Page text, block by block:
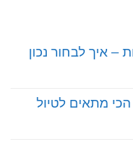
– איך לבחור נכון
מתאים לטיול